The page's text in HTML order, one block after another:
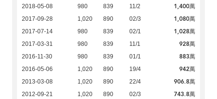
2018-05-08 980 839 11/2 1,400萬
2017-09-28 1,020 890 02/3 1,080萬
2017-07-14 980 839 02/1 1,028萬
2017-03-31 980 839 11/1 928萬
2016-11-30 980 839 01/1 883萬
2016-05-06 1,020 890 19/4 942萬
2013-03-08 1,020 890 22/4 906.8萬
2012-09-21 1,020 890 02/3 743.8萬